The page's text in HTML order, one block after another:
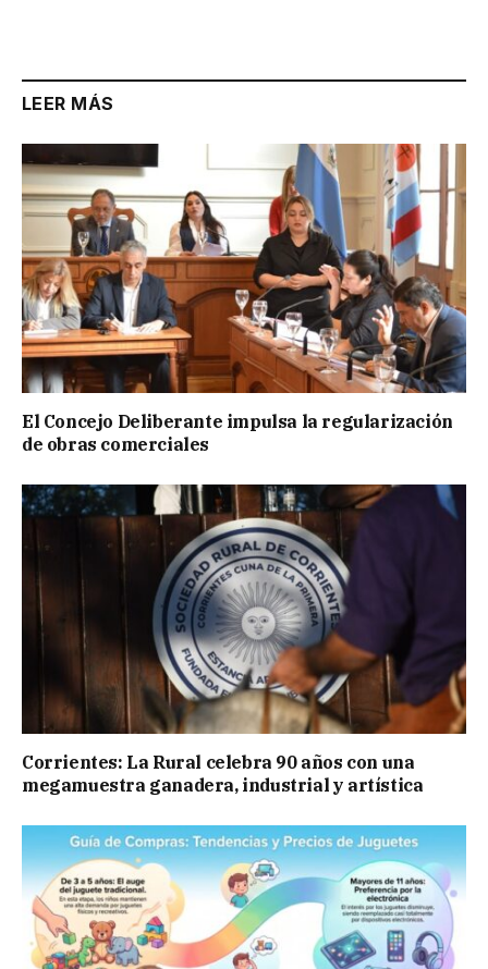
LEER MÁS
El Concejo Deliberante impulsa la regularización
de obras comerciales
Corrientes: La Rural celebra 90 años con una
megamuestra ganadera, industrial y artística